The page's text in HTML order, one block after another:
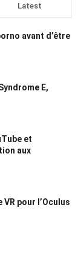
Latest
avant d’être
E,
et
aux
pour l’Oculus